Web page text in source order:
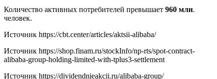
Количество активных потребителей превышает 960 млн.
человек.
Источник https://cbt.center/articles/aktsii-alibaba/
Источник https://shop.finam.ru/stockInfo/np-rts/spot-contract-
alibaba-group-holding-limited-with-tplus3-settlement
Источник https://dividendnieakcii.ru/alibaba-group/